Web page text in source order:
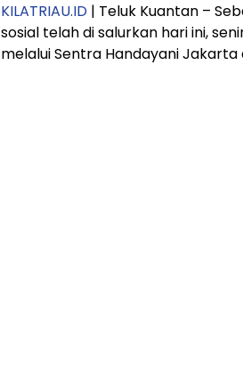
KILATRIAU.ID | Teluk Kuantan –
sosial telah di salurkan hari ini,
melalui Sentra Handayani Jakarta